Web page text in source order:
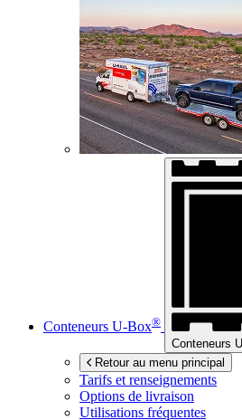
Conteneurs U-Box®
Conteneurs
Retour au menu principal
Tarifs et renseignements
Options de livraison
Utilisations fréquentes